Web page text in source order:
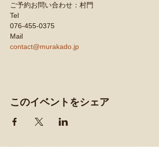
ご予約お問い合わせ：村門
Tel
076-455-0375
Mail
contact@murakado.jp
このイベントをシェア